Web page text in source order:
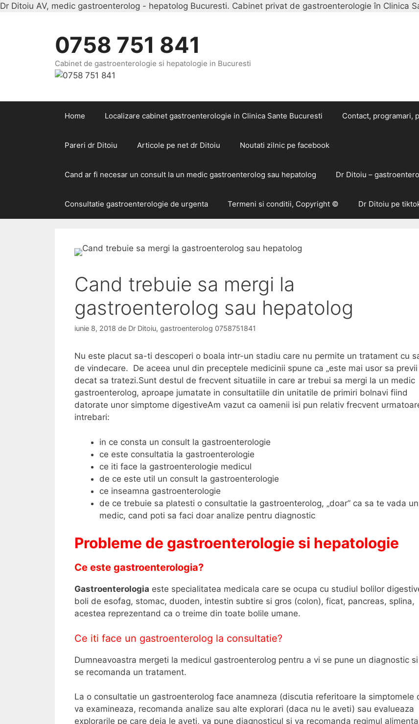
Dr Ditoiu AV, medic gastroenterolog - hepatolog Bucuresti. Cabinet privat de gastroenterologie în Clinica
0758 751 841
Cabinet de gastroenterologie si hepatologie in Bucuresti
Home Localizare cabinet gastroenterologie in Clinica Sante Bucuresti Contact, programari,
Pareri dr Ditoiu Articole pe net dr Ditoiu Noutati zilnic pe facebook
Cand ar fi necesar un consult la un medic gastroenterolog sau hepatolog Dr Ditoiu –
Consultatie gastroenterologie de urgenta Termeni si conditii, Copyright © Dr Ditoiu pe
Cand trebuie sa mergi la
gastroenterolog sau hepatolog
iunie 8, 2018 de Dr Ditoiu, gastroenterolog 0758751841
Nu este placut sa-ti descoperi o boala intr-un stadiu care nu permite un tratament cu
de vindecare. De aceea unul din preceptele medicinii spune ca „este mai usor sa previi
decat sa tratezi.Sunt destul de frecvent situatiile in care ar trebui sa mergi la un medic
gastroenterolog, aproape jumatate in consultatiile din unitatile de primiri bolnavi fiind
datorate unor simptome digestiveAm vazut ca oamenii isi pun relativ frecvent
intrebari:
in ce consta un consult la gastroenterologie
ce este consultatia la gastroenterologie
ce iti face la gastroenterologie medicul
de ce este util un consult la gastroenterologie
ce inseamna gastroenterologie
de ce trebuie sa platesti o consultatie la gastroenterolog, „doar” ca sa te vada un
medic, cand poti sa faci doar analize pentru diagnostic
Probleme de gastroenterologie si hepatologie
Ce este gastroenterologia?
Gastroenterologia este specialitatea medicala care se ocupa cu studiul bolilor
boli de esofag, stomac, duoden, intestin subtire si gros (colon), ficat, pancreas, splina,
acestea reprezentand ca o treime din toate bolile umane.
Ce iti face un gastroenterolog la consultatie?
Dumneavoastra mergeti la medicul gastroenterolog pentru a vi se pune un diagnostic
se recomanda un tratament.
La o consultatie un gastroenterolog face anamneza (discutia referitoare la simptomele
va examineaza, recomanda analize sau alte explorari (daca nu le aveti) sau evalueaza
explorarile pe care deja le aveti, va pune diagnosticul si va recomanda regimul